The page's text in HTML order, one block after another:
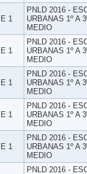
1
PNLD 2016 -
URBANAS 1º A
MEDIO
1
PNLD 2016 -
URBANAS 1º A
MEDIO
1
PNLD 2016 -
URBANAS 1º A
MEDIO
1
PNLD 2016 -
URBANAS 1º A
MEDIO
1
PNLD 2016 -
URBANAS 1º A
MEDIO
PNLD 2016 -